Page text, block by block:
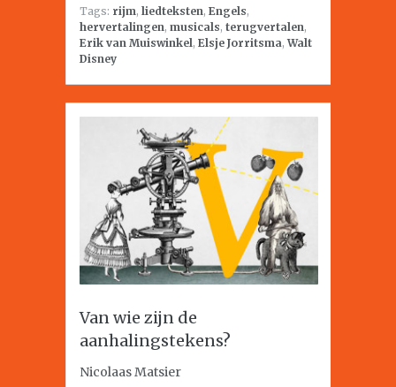
Tags: rijm, liedteksten, Engels,
hervertalingen, musicals, terugvertalen,
Erik van Muiswinkel, Elsje Jorritsma,Walt
Disney
Van wie zijn de
aanhalingstekens?
Nicolaas Matsier